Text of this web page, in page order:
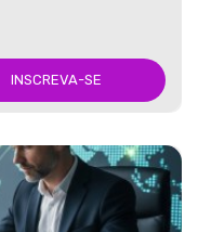
INSCREVA-SE